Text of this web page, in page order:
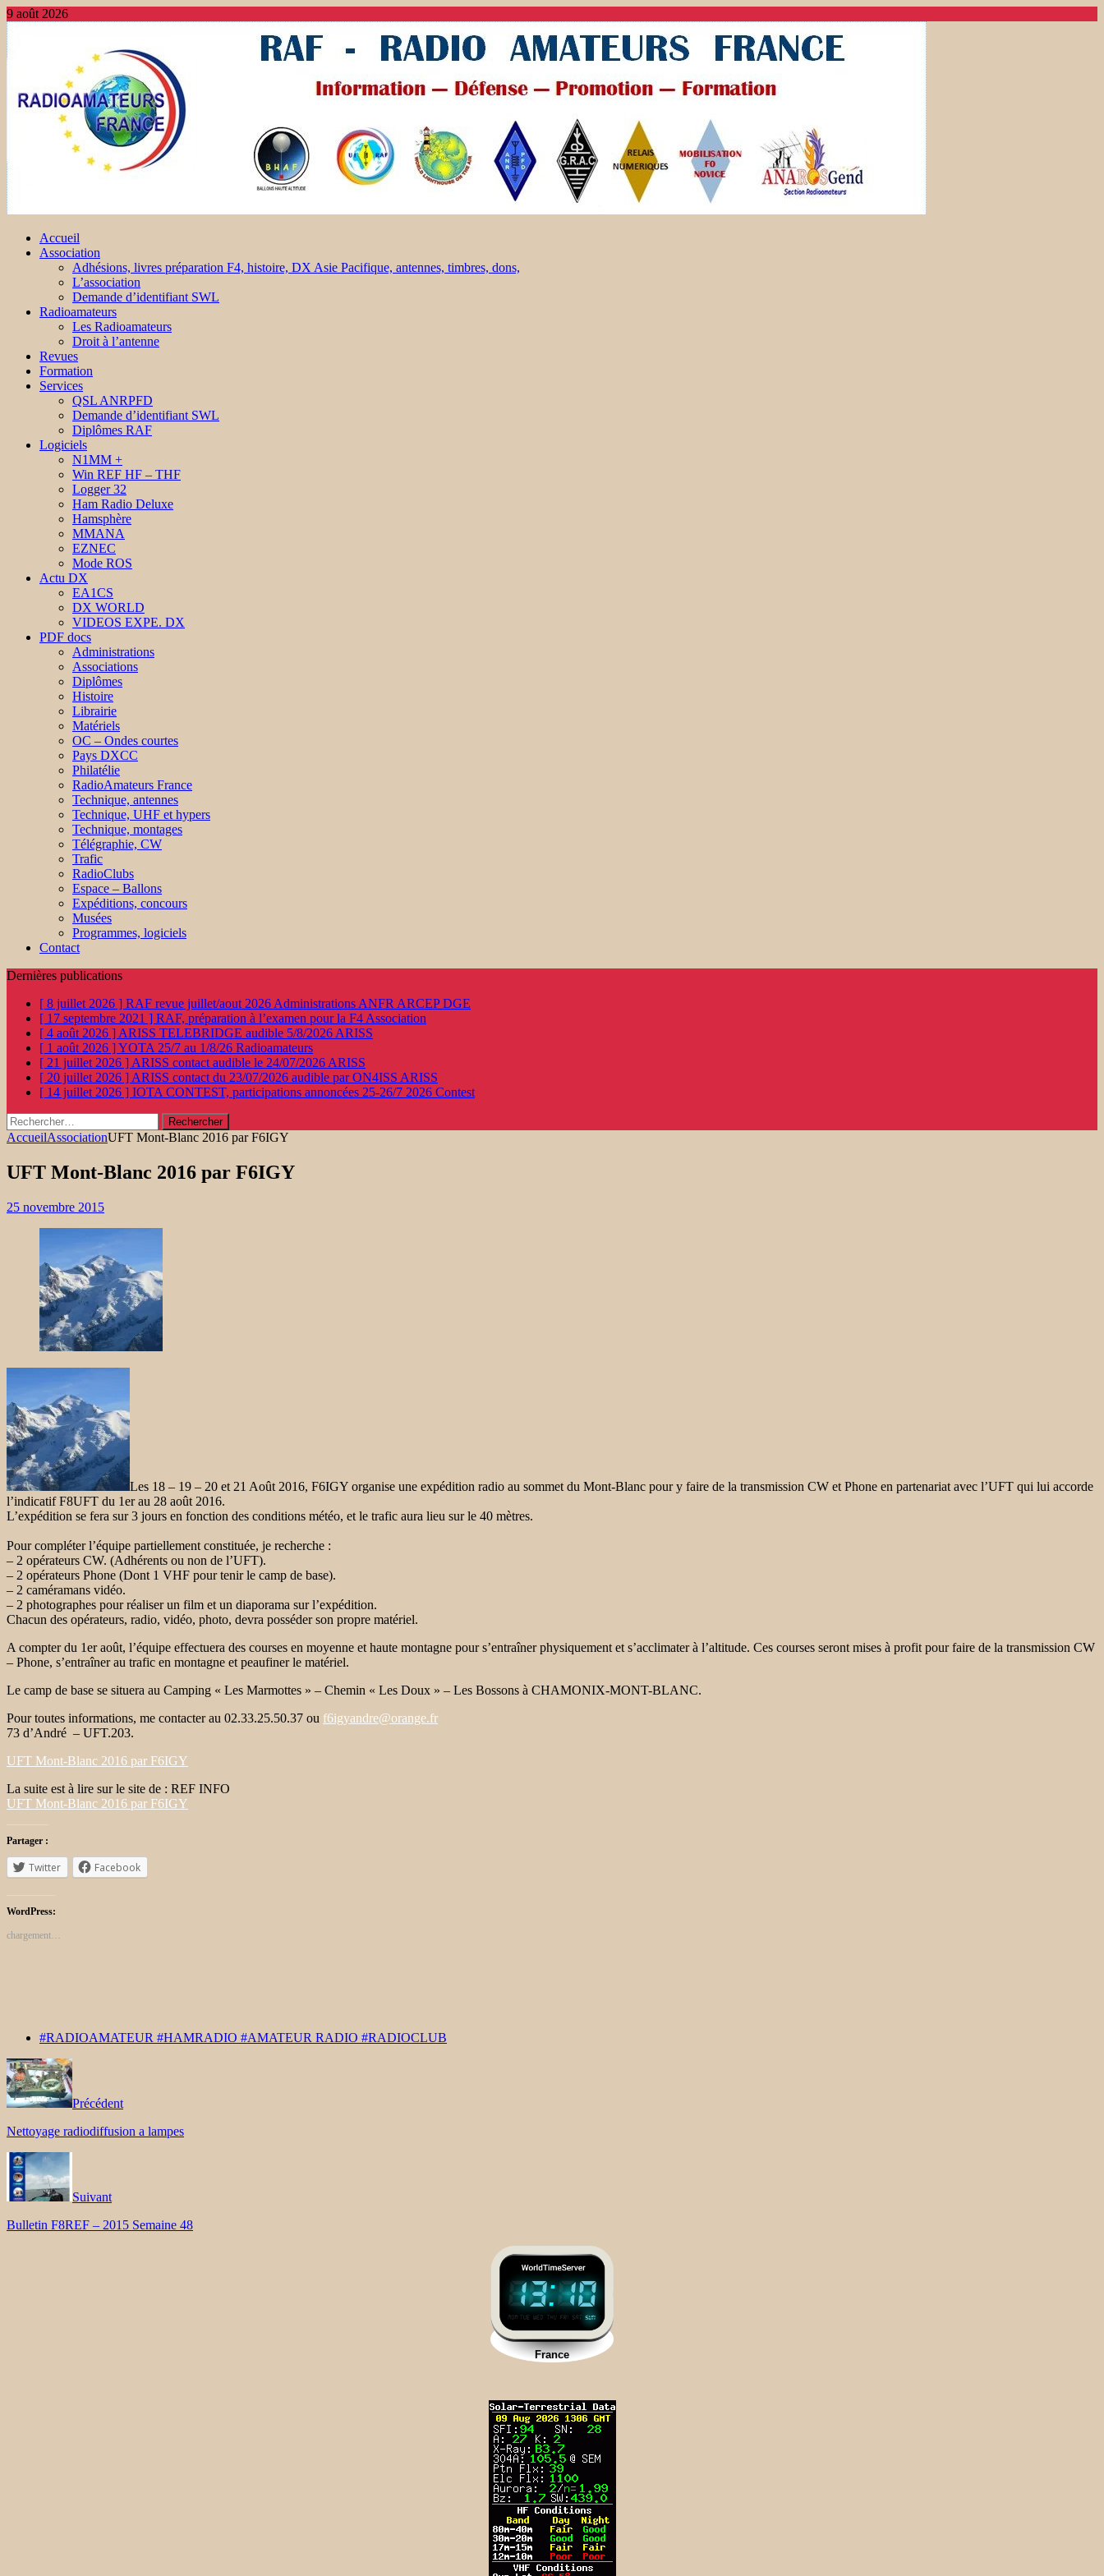
9 août 2026
Accueil
Association
Adhésions, livres préparation F4, histoire, DX Asie Pacifique, antennes, timbres, dons,
L’association
Demande d’identifiant SWL
Radioamateurs
Les Radioamateurs
Droit à l’antenne
Revues
Formation
Services
QSL ANRPFD
Demande d’identifiant SWL
Diplômes RAF
Logiciels
N1MM +
Win REF HF – THF
Logger 32
Ham Radio Deluxe
Hamsphère
MMANA
EZNEC
Mode ROS
Actu DX
EA1CS
DX WORLD
VIDEOS EXPE. DX
PDF docs
Administrations
Associations
Diplômes
Histoire
Librairie
Matériels
OC – Ondes courtes
Pays DXCC
Philatélie
RadioAmateurs France
Technique, antennes
Technique, UHF et hypers
Technique, montages
Télégraphie, CW
Trafic
RadioClubs
Espace – Ballons
Expéditions, concours
Musées
Programmes, logiciels
Contact
Dernières publications
[ 8 juillet 2026 ] RAF revue juillet/aout 2026 Administrations ANFR ARCEP DGE
[ 17 septembre 2021 ] RAF, préparation à l’examen pour la F4 Association
[ 4 août 2026 ] ARISS TELEBRIDGE audible 5/8/2026 ARISS
[ 1 août 2026 ]YOTA 25/7 au 1/8/26 Radioamateurs
[ 21 juillet 2026 ] ARISS contact audible le 24/07/2026 ARISS
[ 20 juillet 2026 ] ARISS contact du 23/07/2026 audible par ON4ISS ARISS
[ 14 juillet 2026 ] IOTA CONTEST, participations annoncées 25-26/7 2026 Contest
Rechercher :
AccueilAssociationUFT Mont-Blanc 2016 par F6IGY
UFT Mont-Blanc 2016 par F6IGY
25 novembre 2015
Les 18 – 19 – 20 et 21 Août 2016, F6IGY organise une expédition radio au sommet du Mont-Blanc pour y faire de la transmission CW et Phone en partenariat avec l’UFT qui lui accorde
l’indicatif F8UFT du 1er au 28 août 2016.
L’expédition se fera sur 3 jours en fonction des conditions météo, et le trafic aura lieu sur le 40 mètres.
Pour compléter l’équipe partiellement constituée, je recherche :
– 2 opérateurs CW. (Adhérents ou non de l’UFT).
– 2 opérateurs Phone (Dont 1 VHF pour tenir le camp de base).
– 2 caméramans vidéo.
– 2 photographes pour réaliser un film et un diaporama sur l’expédition.
Chacun des opérateurs, radio, vidéo, photo, devra posséder son propre matériel.
A compter du 1er août, l’équipe effectuera des courses en moyenne et haute montagne pour s’entraîner physiquement et s’acclimater à l’altitude. Ces courses seront mises à profit pour faire de la transmission CW
– Phone, s’entraîner au trafic en montagne et peaufiner le matériel.
Le camp de base se situera au Camping « Les Marmottes » – Chemin « Les Doux » – Les Bossons à CHAMONIX-MONT-BLANC.
Pour toutes informations, me contacter au 02.33.25.50.37 ou f6igyandre@orange.fr
73 d’André – UFT.203.
UFT Mont-Blanc 2016 par F6IGY
La suite est à lire sur le site de : REF INFO
UFT Mont-Blanc 2016 par F6IGY
Partager :
Twitter Facebook
WordPress:
chargement…
#RADIOAMATEUR #HAMRADIO #AMATEUR RADIO #RADIOCLUB
Précédent
Nettoyage radiodiffusion a lampes
Suivant
Bulletin F8REF – 2015 Semaine 48